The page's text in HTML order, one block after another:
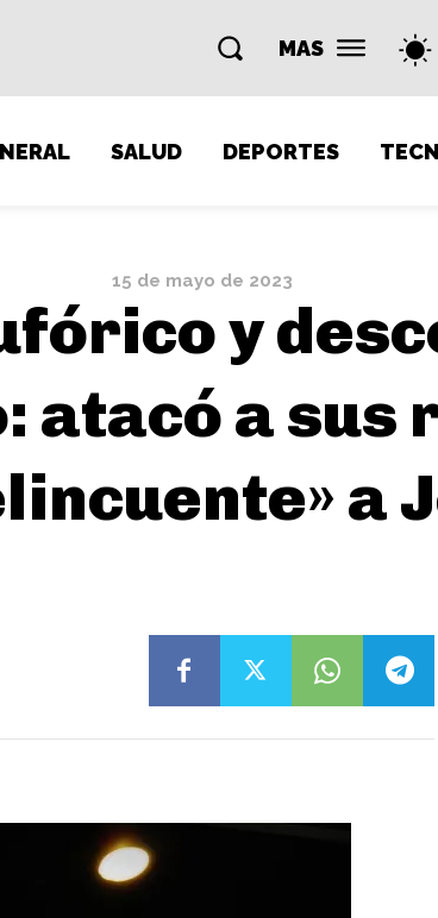
MAS
SALUD DEPORTES
15 de mayo de 2023
y
atacó a sus
a